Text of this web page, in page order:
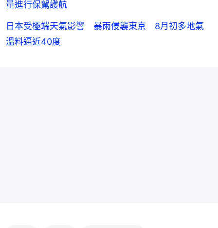
量進行保駕護航
日本受極端天氣影響 暴雨侵襲東京 8月初多地氣
溫料逼近40度